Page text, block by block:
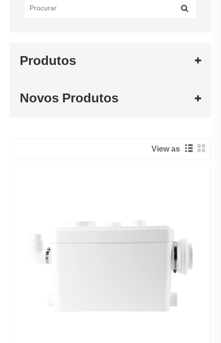
Produtos
Novos Produtos
View as